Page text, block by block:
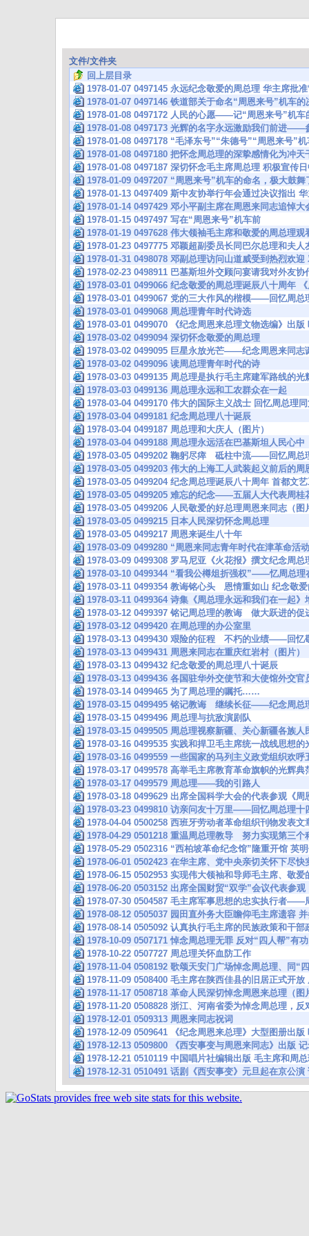
文件/文件夹
回上层目录
1978-01-07 0497145 永远纪念敬爱的周总理 华主席批
1978-01-07 0497146 铁道部关于命名“周恩来号”机车的
1978-01-08 0497172 人民的心愿——记“周恩来号”机车
1978-01-08 0497173 光辉的名字永远激励我们前进——
1978-01-08 0497178 “毛泽东号”“朱德号”“周恩来号”
1978-01-08 0497180 把怀念周总理的深挚感情化为冲
1978-01-08 0497187 深切怀念毛主席周总理 积极宣传
1978-01-09 0497207 “周恩来号”机车的命名，极大鼓
1978-01-13 0497409 斯中友协举行年会通过决议指出
1978-01-14 0497429 邓小平副主席在周恩来同志追悼大
1978-01-15 0497497 写在“周恩来号”机车前
1978-01-19 0497628 伟大领袖毛主席和敬爱的周总理
1978-01-23 0497775 邓颖超副委员长同巴尔总理和夫
1978-01-31 0498078 邓副总理访问山道威受到热烈欢
1978-02-23 0498911 巴基斯坦外交顾问宴请我对外友
1978-03-01 0499066 纪念敬爱的周总理诞辰八十周年
1978-03-01 0499067 党的三大作风的楷模——回忆周总
1978-03-01 0499068 周总理青年时代诗选
1978-03-01 0499070 《纪念周恩来总理文物选编》出
1978-03-02 0499094 深切怀念敬爱的周总理
1978-03-02 0499095 巨星永放光芒——纪念周恩来同志
1978-03-02 0499096 读周总理青年时代的诗
1978-03-03 0499135 周总理是执行毛主席建军路线的光
1978-03-03 0499136 周总理永远和工农群众在一起
1978-03-04 0499170 伟大的国际主义战士 回忆周总理
1978-03-04 0499181 纪念周总理八十诞辰
1978-03-04 0499187 周总理和大庆人（图片）
1978-03-04 0499188 周总理永远活在巴基斯坦人民心中
1978-03-05 0499202 鞠躬尽瘁 砥柱中流——回忆周总
1978-03-05 0499203 伟大的上海工人武装起义前后的周
1978-03-05 0499204 纪念周总理诞辰八十周年 首都文
1978-03-05 0499205 难忘的纪念——五届人大代表周桂
1978-03-05 0499206 人民敬爱的好总理周恩来同志（图
1978-03-05 0499215 日本人民深切怀念周总理
1978-03-05 0499217 周恩来诞生八十年
1978-03-09 0499280 “周恩来同志青年时代在津革命活
1978-03-09 0499308 罗马尼亚《火花报》撰文纪念周
1978-03-10 0499344 “看我公樽俎折强权”——忆周总理
1978-03-11 0499354 教诲铭心头 恩情重如山 纪念敬
1978-03-11 0499364 诗集《周总理永远和我们在一起》
1978-03-12 0499397 铭记周总理的教诲 做大跃进的
1978-03-12 0499420 在周总理的办公室里
1978-03-13 0499430 艰险的征程 不朽的业绩——回忆
1978-03-13 0499431 周恩来同志在重庆红岩村（图片）
1978-03-13 0499432 纪念敬爱的周总理八十诞辰
1978-03-13 0499436 各国驻华外交使节和大使馆外交
1978-03-14 0499465 为了周总理的嘱托……
1978-03-15 0499495 铭记教诲 继续长征——纪念周总
1978-03-15 0499496 周总理与抗敌演剧队
1978-03-15 0499505 周总理视察新疆、关心新疆各族
1978-03-16 0499535 实践和捍卫毛主席统一战线思想
1978-03-16 0499559 一些国家的马列主义政党组织欢
1978-03-17 0499578 高举毛主席教育革命旗帜的光辉
1978-03-17 0499579 周总理——我的引路人
1978-03-18 0499629 出席全国科学大会的代表参观《周
1978-03-23 0499810 访亲问友十万里——回忆周总理十
1978-04-04 0500258 西班牙劳动者革命组织刊物发表
1978-04-29 0501218 重温周总理教导 努力实现第三个
1978-05-29 0502316 “西柏坡革命纪念馆”隆重开馆 英
1978-06-01 0502423 在华主席、党中央亲切关怀下尽
1978-06-15 0502953 实现伟大领袖和导师毛主席、敬
1978-06-20 0503152 出席全国财贸“双学”会议代表参
1978-07-30 0504587 毛主席军事思想的忠实执行者——
1978-08-12 0505037 园田直外务大臣瞻仰毛主席遗容
1978-08-14 0505092 认真执行毛主席的民族政策和干
1978-10-09 0507171 悼念周总理无罪 反对“四人帮”有
1978-10-22 0507727 周总理关怀血防工作
1978-11-04 0508192 歌颂天安门广场悼念周总理、同“
1978-11-09 0508400 毛主席在陕西佳县的旧居正式开
1978-11-17 0508718 革命人民深切悼念周恩来总理（图
1978-11-20 0508828 浙江、河南省委为悼念周总理，
1978-12-01 0509313 周恩来同志祝词
1978-12-09 0509641 《纪念周恩来总理》大型图册出
1978-12-13 0509800 《西安事变与周恩来同志》出版
1978-12-21 0510119 中国唱片社编辑出版 毛主席和周
1978-12-31 0510491 话剧《西安事变》元旦起在京公